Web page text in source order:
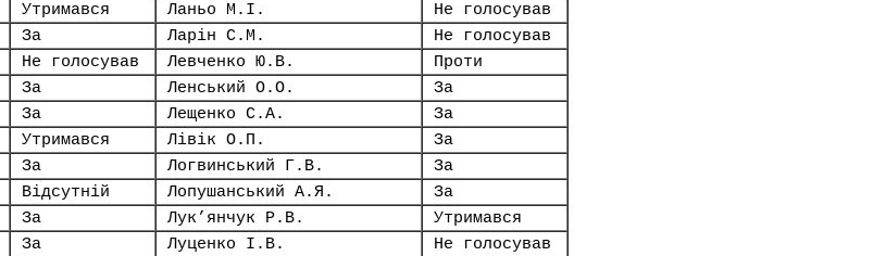
Утримався Ланьо М.І.
Не голосував
За Ларін С.М.
Не голосував
Не голосував Левченко Ю.В.
Проти
За Ленський О.О.
За
За Лещенко С.А.
За
Утримався Лівік О.П.
За
За Логвинський Г.В.
За
Відсутній Лопушанський А.Я.
За
За Лук’янчук Р.В.
Утримався
За Луценко І.В.
Не голосував